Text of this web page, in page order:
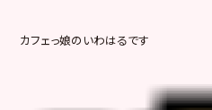
カフェっ娘のいわはるです